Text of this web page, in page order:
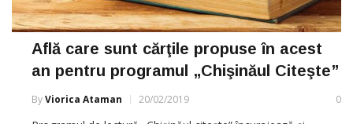
Află care sunt cărţile propuse în acest
an pentru programul „Chişinăul Citeşte”
ByViorica Ataman 20/02/2019 0